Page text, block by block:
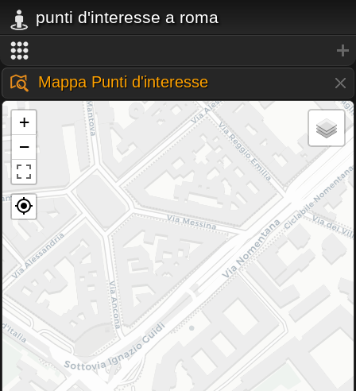
punti d'interesse a roma
Mappa Punti d'interesse
+
−